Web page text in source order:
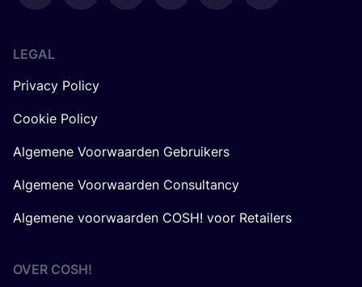
LEGAL
Privacy Policy
Cookie Policy
Algemene Voorwaarden Gebruikers
Algemene Voorwaarden Consultancy
Algemene voorwaarden COSH! voor Retailers
OVER COSH!